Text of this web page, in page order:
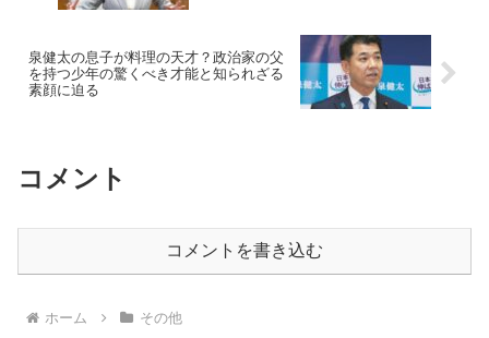
泉健太の息子が料理の天才？政治家の父
を持つ少年の驚くべき才能と知られざる
素顔に迫る
コメント
コメントを書き込む
ホーム その他